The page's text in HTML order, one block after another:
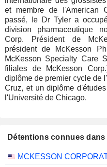
et membre de l'American
passé, le Dr Tyler a
division pharmaceutique
Corp. Président de
président de McKesson
McKesson Specialty Care
filiales de McKesson
diplôme de premier cycle de
Cruz, et un diplôme
l'Université de Chicago.
Détentions connues
Nombre
MCKESSON